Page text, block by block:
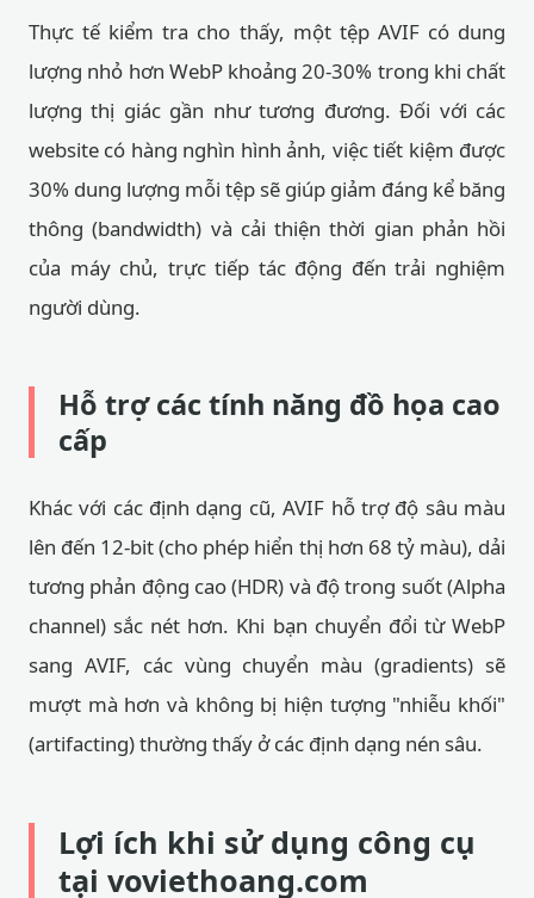
Thực tế kiểm tra cho thấy, một tệp AVIF có dung
lượng nhỏ hơn WebP khoảng 20-30% trong khi chất
lượng thị giác gần như tương đương. Đối với các
website có hàng nghìn hình ảnh, việc tiết kiệm được
30% dung lượng mỗi tệp sẽ giúp giảm đáng kể băng
thông (bandwidth) và cải thiện thời gian phản hồi
của máy chủ, trực tiếp tác động đến trải nghiệm
người dùng.
Hỗ trợ các tính năng đồ họa cao
cấp
Khác với các định dạng cũ, AVIF hỗ trợ độ sâu màu
lên đến 12-bit (cho phép hiển thị hơn 68 tỷ màu), dải
tương phản động cao (HDR) và độ trong suốt (Alpha
channel) sắc nét hơn. Khi bạn chuyển đổi từ WebP
sang AVIF, các vùng chuyển màu (gradients) sẽ
mượt mà hơn và không bị hiện tượng "nhiễu khối"
(artifacting) thường thấy ở các định dạng nén sâu.
Lợi ích khi sử dụng công cụ
tại voviethoang.com